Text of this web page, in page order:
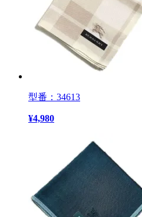
型番：34613
¥4,980